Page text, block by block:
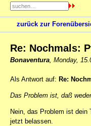
zurück zur
Re: Nochmals:
Bonaventura Monday,
Als Antwort auf: Re:
Das Problem ist, daß
Nein, das Problem ist
jetzt belassen.